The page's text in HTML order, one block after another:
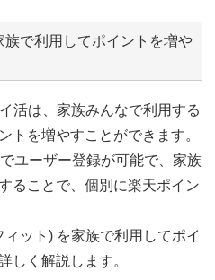
で利用してポイントを増や
活は、家族みんなで利用する
トを増やすことができます。
ユーザー登録が可能で、家族
ることで、個別に楽天ポイン
ット) を家族で利用してポイ
しく解説します。